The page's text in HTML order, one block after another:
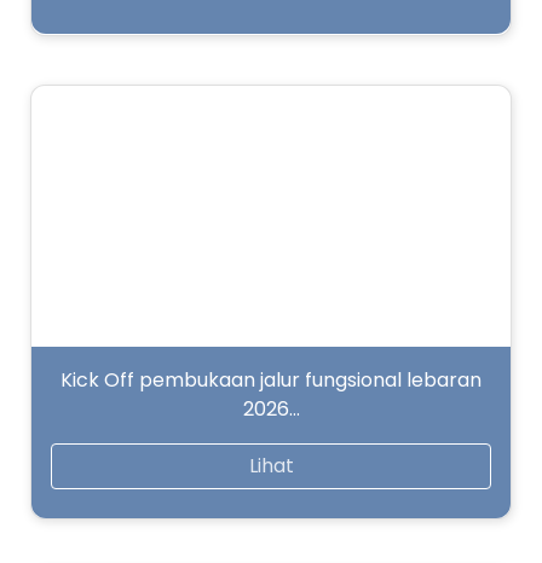
Kick Off pembukaan jalur fungsional lebaran
2026…
Lihat